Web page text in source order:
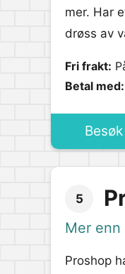
mer. Har
drøss av
Fri frakt:
Betal med:
Besøk
5
Mer
Proshop